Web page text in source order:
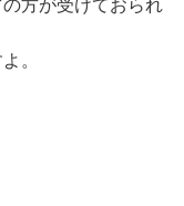
方が受けておられ
。